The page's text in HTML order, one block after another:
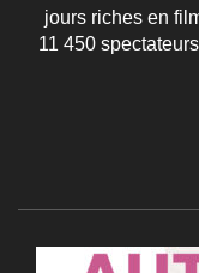
jours riches en
11 450